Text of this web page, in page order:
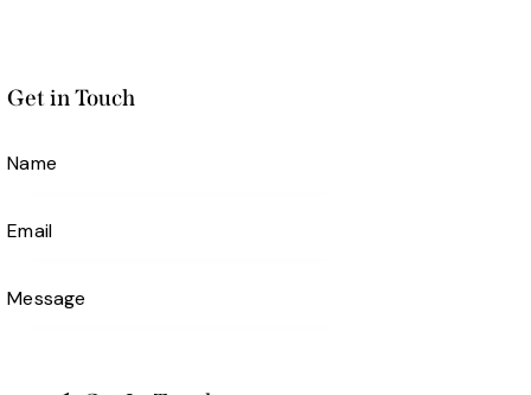
Get in Touch